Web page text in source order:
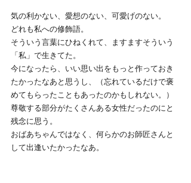
気の利かない、愛想のない、可愛げのない。
どれも私への修飾語。
そういう言葉にひねくれて、ますますそういう
「私」で生きてた。
今になったら、いい思い出をもっと作っておき
たかったなあと思うし、（忘れているだけで褒
めてもらったこともあったのかもしれない。）
尊敬する部分がたくさんある女性だったのにと
残念に思う。
おばあちゃんではなく、何らかのお師匠さんと
して出逢いたかったなあ。